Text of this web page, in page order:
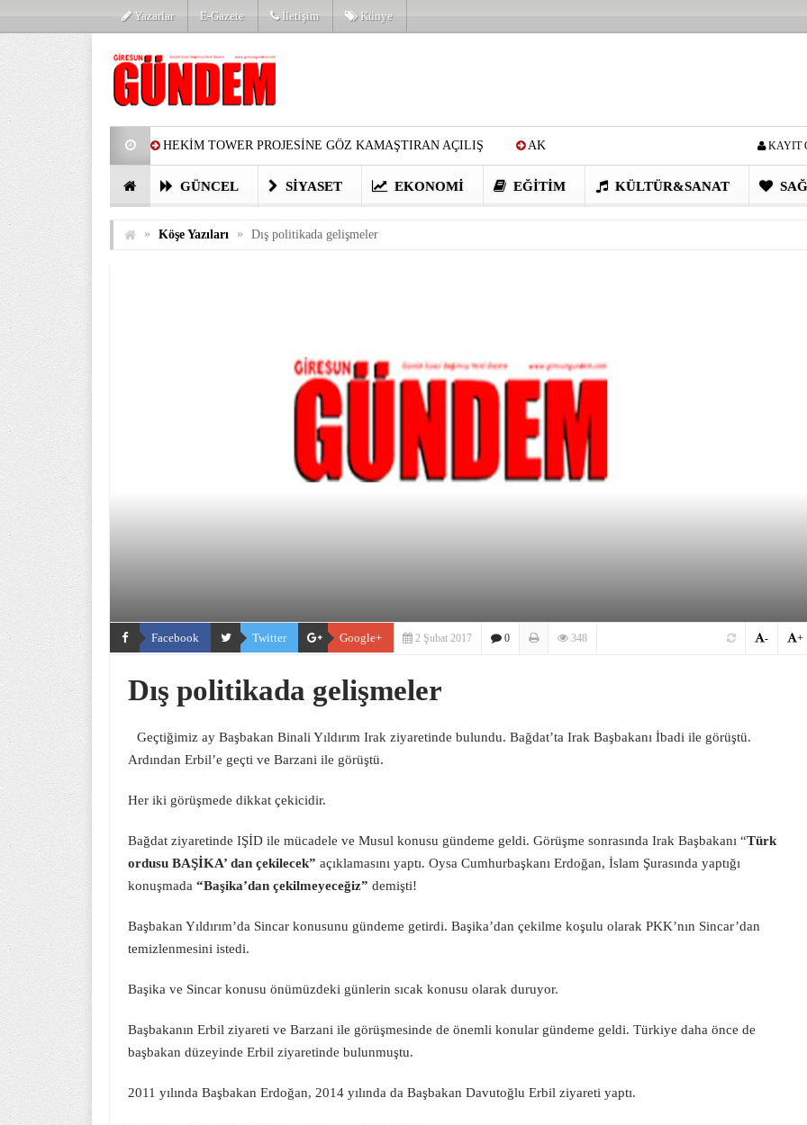
Yazarlar E-Gazete İletişim Künye
HEKİM TOWER PROJESİNE GÖZ KAMAŞTIRAN AÇILIŞ AK
PARTİ’DE YENİ YÜZLER HARUN CİCİ: VİDEOYU GÖRÜNCE
KAYIT
GÜNCEL SIYASET EKONOMI EĞITIM KÜLTÜR&SANAT
» Köşe Yazıları » Dış politikada gelişmeler
Facebook Twitter Google+ 2 Şubat 2017 0 348 +
-
Dış politikada gelişmeler
Geçtiğimiz ay Başbakan Binali Yıldırım Irak ziyaretinde bulundu. Bağdat’ta Irak Başbakanı İbadi ile görüştü.
Ardından Erbil’e geçti ve Barzani ile görüştü.
Her iki görüşmede dikkat çekicidir.
Bağdat ziyaretinde IŞİD ile mücadele ve Musul konusu gündeme geldi. Görüşme sonrasında Irak Başbakanı “Türk
ordusu BAŞİKA’ dan çekilecek” açıklamasını yaptı. Oysa Cumhurbaşkanı Erdoğan, İslam Şurasında yaptığı
konuşmada “Başika’dan çekilmeyeceğiz” demişti!
Başbakan Yıldırım’da Sincar konusunu gündeme getirdi. Başika’dan çekilme koşulu olarak PKK’nın Sincar’dan
temizlenmesini istedi.
Başika ve Sincar konusu önümüzdeki günlerin sıcak konusu olarak duruyor.
Başbakanın Erbil ziyareti ve Barzani ile görüşmesinde de önemli konular gündeme geldi. Türkiye daha önce de
başbakan düzeyinde Erbil ziyaretinde bulunmuştu.
2011 yılında Başbakan Erdoğan, 2014 yılında da Başbakan Davutoğlu Erbil ziyareti yaptı.